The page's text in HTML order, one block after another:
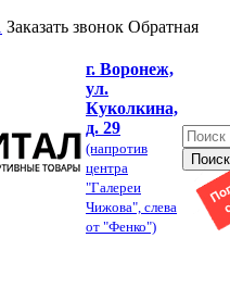
Заказать звонок Обратная
г. Воронеж,
ул.
Куколкина,
д. 29
(напротив
центра
"Галереи
Чижова", слева
от "Фенко")